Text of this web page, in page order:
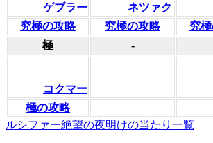
ゲブラー ネツァク
究極の攻略
究極の攻略
究
極
-
コクマー
極の攻略
ルシファー絶望の夜明けの当たり一覧